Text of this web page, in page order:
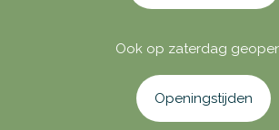
Ook op zaterdag
Openingstijden